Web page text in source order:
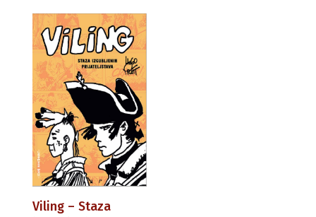
Viling – Staza